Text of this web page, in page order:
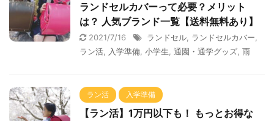
ランドセルカバーって必要？メリット
は？ 人気ブランド一覧【送料無料あり】
2021/7/16 ランドセル ランドセルカバー
ラン活
入学準備 小学生 通園・通学グッズ 雨
ラン活 入学準備
【ラン活】1万円以下も！ もっとお得な